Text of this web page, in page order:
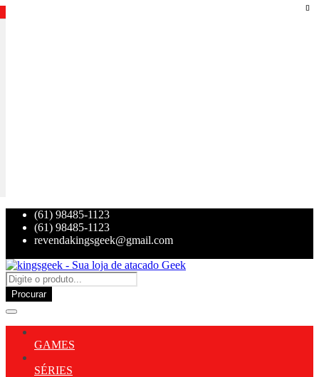
(61) 98485-1123
(61) 98485-1123
revendakingsgeek@gmail.com
Procurar
GAMES
SÉRIES